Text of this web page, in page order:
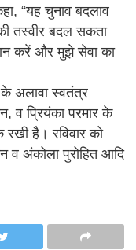
“यह चुनाव बदलाव
तस्वीर बदल सकता
करें और मुझे सेवा का
के अलावा स्वतंत्र
व प्रियंका परमार के
रखी है। रविवार को
व अंकोला पुरोहित आदि